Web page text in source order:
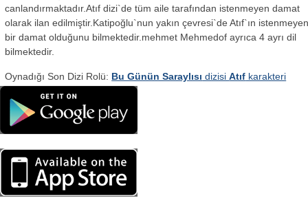
canlandırmaktadır.Atıf dizi`de tüm aile tarafından istenmeyen damat
olarak ilan edilmiştir.Katipoğlu`nun yakın çevresi`de Atıf`ın
bir damat olduğunu bilmektedir.mehmet Mehmedof ayrıca 4 ayrı dil
bilmektedir.
Oynadığı Son Dizi Rolü: Bu Günün Saraylısı dizisiAtıf karakteri